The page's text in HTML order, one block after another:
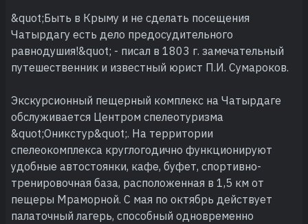
&quot;Быть в Крыму и не сделать посещения
Чатырдагу есть дело предосудительного
равнодушия!&quot; - писал в 1803 г. замечательный
путешественник и известный юрист П.И. Сумароков.
Экскурсионный пещерный комплекс на Чатырдаге
обслуживается Центром спелеотуризма
&quot;Оникстур&quot;. На территории
спелеокомплекса круглогодично функционируют
удобные автостоянки, кафе, буфет, спортивно-
тренировочная база, расположенная в 1,5 км от
пещеры Мраморной. С мая по октябрь действует
палаточный лагерь, способный одновременно